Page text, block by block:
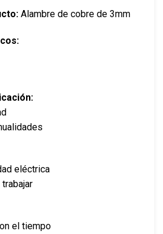
Alambre de cobre de 3mm
eléctrica
el tiempo